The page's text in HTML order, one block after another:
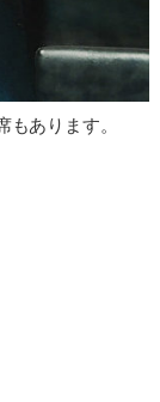
あります。